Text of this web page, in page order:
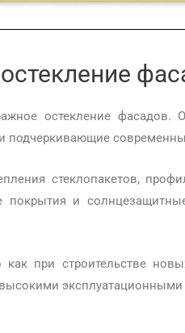
остекление фасадов.
стеклопакетов,
покрытия и
при строительстве
эксплуатационными